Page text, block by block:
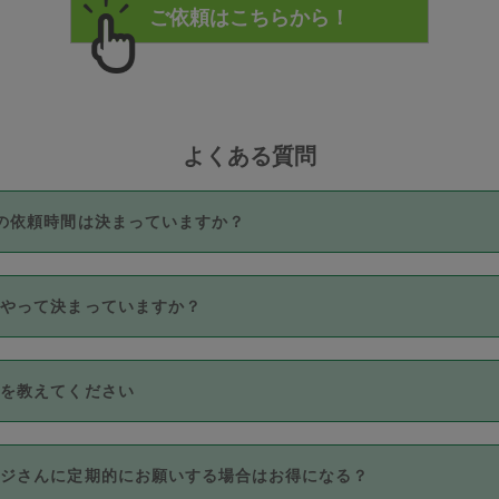
よくある質問
依頼時間は決まっていますか？
き3時間固定です。3時間を超えて依頼したい場合は、延長機能
利用いただくには、タスカジさんに事前に相談し、合意の上事
なお、3時間を下回っても、値引き等はございません。
って決まっていますか？
帯の中からタスカジさん自身が価格を選んで設定しています。
の価格設定には最初は制限があり、レビュー件数、レビューの
能な最高額が上がっていく仕組みになっています。
教えてください
クレジットカード（Visa／Master／JCB／AMERICAN
なります。
さんに定期的にお願いする場合はお得になる？